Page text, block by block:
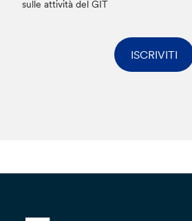
sulle attività del GIT
ISCRIVITI